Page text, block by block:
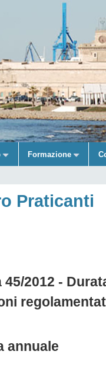
Formazione
Praticanti
2012 -
annuale